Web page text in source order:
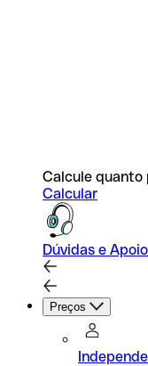
Calcule quanto
Calcular
Dúvidas e
Preços